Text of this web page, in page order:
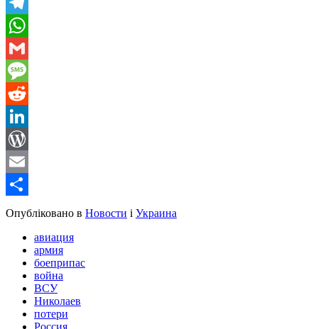
Viber
Telegram
WhatsApp
Gmail
Message
Reddit
LinkedIn
WordPress
Email
Share
Опубліковано в Новости і Украина
авиация
армия
боеприпас
война
ВСУ
Николаев
потери